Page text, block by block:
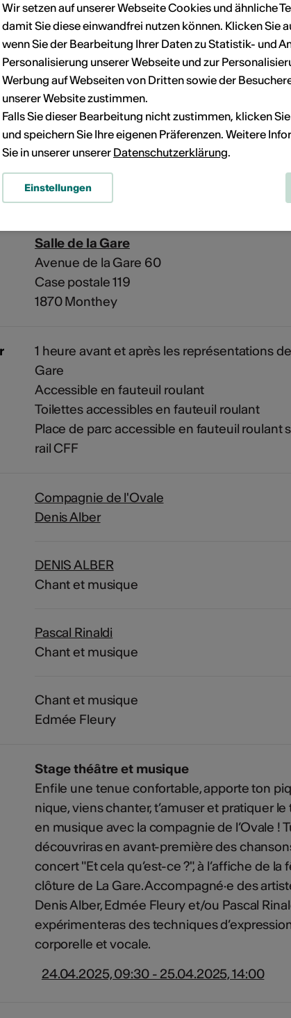
Kein Durchführungsdatum
die Veranstaltung Ihrem persönlichen Kalender hinzuzufügen.
Salle de la Gare
Avenue de la Gare 60
Case postale 119
1870 Monthey
1 heure avant et après les représentations
Gare
Accessible en fauteuil roulant
Toilettes accessibles en fauteuil roulant
Place de parc accessible en fauteuil roulant
rail CFF
Compagnie de l'Ovale
Denis Alber
DENIS ALBER
Chant et musique
Pascal Rinaldi
Chant et musique
Chant et musique
Edmée Fleury
Stage théâtre et musique
Enfile une tenue confortable, apporte ton
nique, viens chanter, t’amuser et pratiquer
en musique avec la compagnie de l’Ovale !
découvriras en avant-première des
concert "Et cela qu’est-ce ?", à l’affiche de la
clôture de La Gare. Accompagné·e des
Denis Alber, Edmée Fleury et/ou Pascal
expérimenteras des techniques
corporelle et vocale.
24.04.2025, 09:30 - 25.04.2025, 14:00
Wir setzen auf unserer Webseite Cookies und ähnliche
damit Sie diese einwandfrei nutzen können. Klicken Sie
wenn Sie der Bearbeitung Ihrer Daten zu Statistik- und
Personalisierung unserer Webseite und zur
Werbung auf Webseiten von Dritten sowie der
unserer Website zustimmen.
Falls Sie dieser Bearbeitung nicht zustimmen, klicken
und speichern Sie Ihre eigenen Präferenzen. Weitere
Sie in unserer unserer Datenschutzerklärung.
Einstellungen